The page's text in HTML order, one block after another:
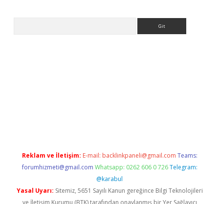
Reklam ve İletişim: E-mail: backlinkpaneli@gmail.com Teams:
forumhizmeti@gmail.com Whatsapp: 0262 606 0 726 Telegram:
@karabul
Yasal Uyarı: Sitemiz, 5651 Sayılı Kanun gereğince Bilgi Teknolojileri
ve İletişim Kurumu (BTK) tarafından onaylanmış bir Yer Sağlayıcı